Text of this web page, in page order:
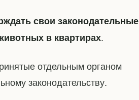
свои законодательные
в квартирах.
отдельным органом
законодательству.